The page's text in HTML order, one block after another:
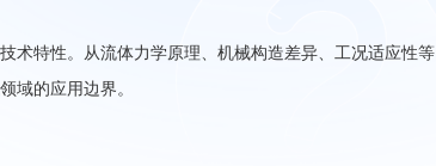
术特性。从流体力学原理、机械构造差异、工况适应性等
域的应用边界。